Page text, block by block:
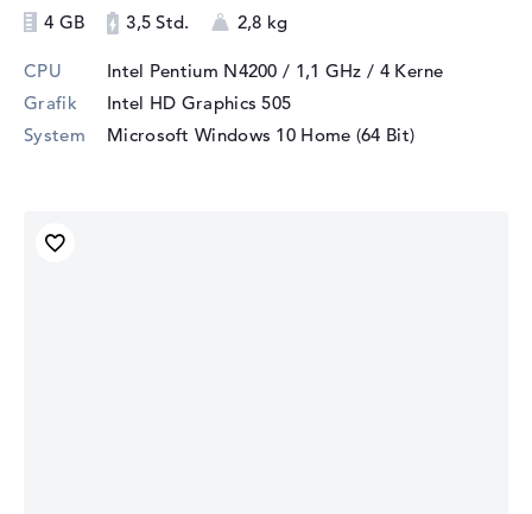
4 GB
3,5 Std. 2,8 kg
CPU Intel Pentium N4200 / 1,1 GHz / 4 Kerne
Grafik
Intel HD Graphics 505
System
Microsoft Windows 10 Home (64 Bit)